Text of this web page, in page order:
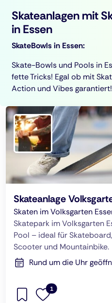
Skateanlagen mit
in Essen
SkateBowls in Essen:
Skate-Bowls und Pools in
fette Tricks! Egal ob mit
Action und Vibes garantiert!
Skateanlage
Skaten im Volksgarten
Skatepark im Volksgarten
Pool – ideal für
Scooter und Mountainbike.
Rund um die Uhr
1